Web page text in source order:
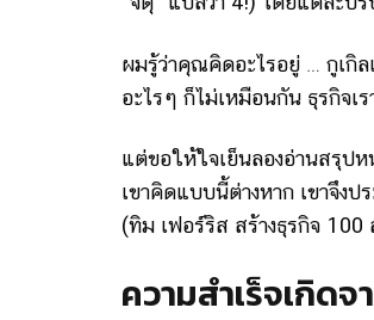
ผมรู้ว่าคุณคิดอะไรอยู่ … กูเกิล
อะไรๆ ก็ไม่เหมือนกัน ธุรกิจเ
แต่ขอให้ใจเย็นลองอ่านสรุป
เขาคิดแบบนี้ต่างหาก เขาจึง
(ทิม เฟอร์ริส สร้างธุรกิจ
ความสำเร็จเกิด